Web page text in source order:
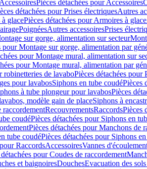
AccessoiresPièces détachées pour Accessoires
détachées pour Prises électriquesAutres
glacePièces détachées pour Armoires à glace
PoignéesAutres accessoiresPrises
sur gorge, alimentation sur secteur
pour Montage sur gorge, alimentation par
pour Montage mural, alimentation sur
pour Montage mural, alimentation par
robinetteries de lavaboPièces détachées pour
pour lavabosSiphons en tube coudéPièces
à tube plongeur pour lavabosPièces
modèle gain de placeSiphons à
raccordementRecouvrementsRaccordsPièces
coudéPièces détachées pour Siphons en
Pièces détachées pour Manchons de
tube coudéPièces détachées pour Siphons
RaccordsAccessoiresVannes
pour Coudes de raccordement
et baignoiresDouchesEvacuation des